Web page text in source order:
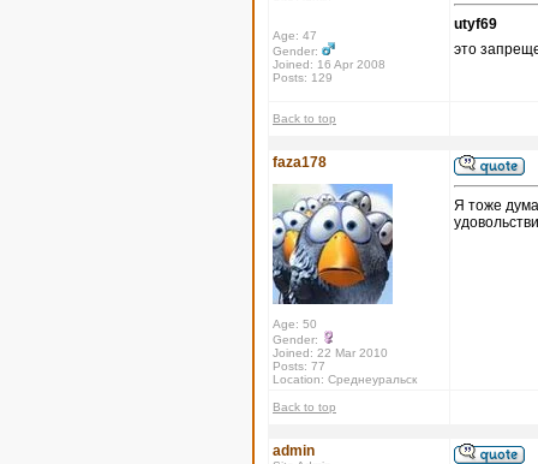
Age: 47
Gender:
Joined: 16 Apr 2008
Posts: 129
utyf69
это
Back to top
faza178
Age: 50
Gender:
Joined: 22 Mar 2010
Posts: 77
Location: Среднеуральск
Я тоже
Back to top
admin